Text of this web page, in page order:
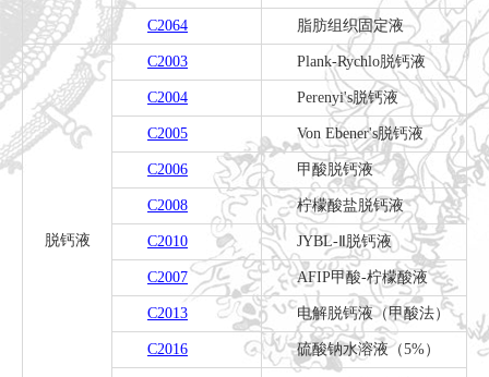
C2064 脂肪组织固定液
脱钙液
C2003 Plank-Rychlo脱钙液
C2004 Perenyi's脱钙液
C2005 Von Ebener's脱钙液
C2006 甲酸脱钙液
C2008 柠檬酸盐脱钙液
C2010 JYBL-Ⅱ脱钙液
C2007 AFIP甲酸-柠檬酸液
C2013 电解脱钙液（甲酸法）
C2016 硫酸钠水溶液（5%）